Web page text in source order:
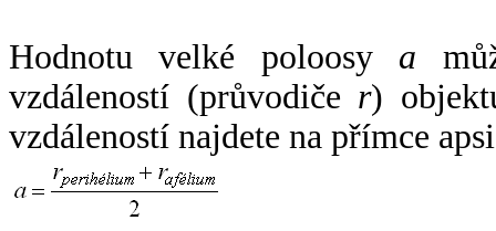
Hodnotu velké poloosy a
vzdáleností (průvodiče r)
vzdáleností najdete na přímce